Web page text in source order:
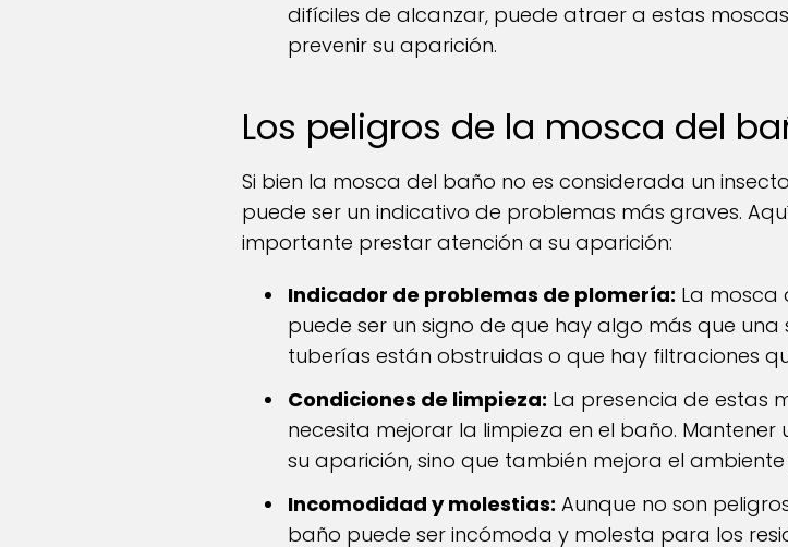
difíciles de alcanzar, puede atraer a estas
prevenir su aparición.
Los peligros de la mosca del
Si bien la mosca del baño no es considerada un
puede ser un indicativo de problemas más graves.
importante prestar atención a su aparición:
Indicador de problemas de plomería: La mosca
puede ser un signo de que hay algo más que una
tuberías están obstruidas o que hay filtraciones
Condiciones de limpieza: La presencia de estas
necesita mejorar la limpieza en el baño.
su aparición, sino que también mejora el
Incomodidad y molestias: Aunque no son
baño puede ser incómoda y molesta para los